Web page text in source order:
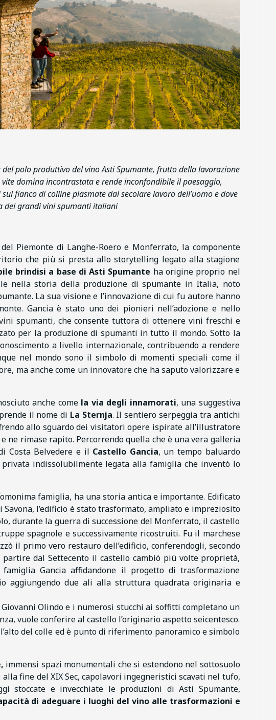
del polo produttivo del vino Asti Spumante, frutto della lavorazione
domina incontrastata e rende inconfondibile il paesaggio,
fianco di colline plasmate dal secolare lavoro dell’uomo e dove
dei grandi vini spumanti italiani
Piemonte di Langhe-Roero e Monferrato, la componente
che più si presta allo storytelling legato alla stagione
brindisi a base di Asti Spumante ha origine proprio nel
nella storia della produzione di spumante in Italia, noto
La sua visione e l’innovazione di cui fu autore hanno
Gancia è stato uno dei pionieri nell’adozione e nello
spumanti, che consente tuttora di ottenere vini freschi e
per la produzione di spumanti in tutto il mondo. Sotto la
a livello internazionale, contribuendo a rendere
nel mondo sono il simbolo di momenti speciali come il
ma anche come un innovatore che ha saputo valorizzare e
anche come la via degli innamorati, una suggestiva
il nome di La Sternja. Il sentiero serpeggia tra antichi
allo sguardo dei visitatori opere ispirate all’illustratore
ne rimase rapito. Percorrendo quella che è una vera galleria
Costa Belvedere e il Castello Gancia, un tempo baluardo
indissolubilmente legata alla famiglia che inventò lo
famiglia, ha una storia antica e importante. Edificato
l’edificio è stato trasformato, ampliato e impreziosito
durante la guerra di successione del Monferrato, il castello
spagnole e successivamente ricostruiti. Fu il marchese
il primo vero restauro dell’edificio, conferendogli, secondo
partire dal Settecento il castello cambiò più volte proprietà,
Gancia affidandone il progetto di trasformazione
aggiungendo due ali alla struttura quadrata originaria e
Olindo e i numerosi stucchi ai soffitti completano un
vuole conferire al castello l’originario aspetto seicentesco.
del colle ed è punto di riferimento panoramico e simbolo
immensi spazi monumentali che si estendono nel sottosuolo
fine del XIX Sec, capolavori ingegneristici scavati nel tufo,
stoccate e invecchiate le produzioni di Asti Spumante,
di adeguare i luoghi del vino alle trasformazioni e